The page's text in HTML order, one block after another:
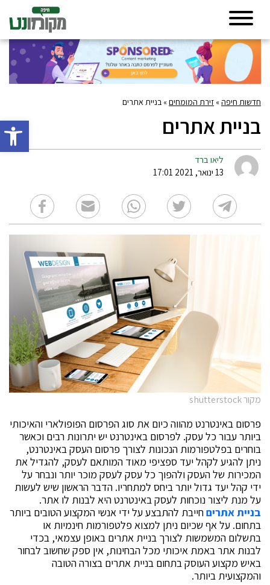
פתח
חדשות חיפה» זירת המומחים» בניית אתרים
בניית אתרים
ליאו ברד
13 ינואר, 2021 17:01
מקור shutterstock
פרסום באינטרנט מהווה כיום את סוג הפרסום הפופולארי והאיכותי
ביותר עבור כל עסק. לפרסום באינטרנט יש יתרונות רבים וכאשר
בוחרים בפלטפורמות הנכונות לצורך פרסום העסק באינטרנט,
ניתן להגיע לקהל יעד ספציפי מאוד המותאם לעסק, להגדיל את
המכירות של העסק ולהפוך כל עסק לעסק מוכר יותר ונבחר על
ידי קהל יעד גדול יותר ביחס למתחריו. הדבר הראשון שיש לעשות
על מנת ליצור נוכחות לעסק באינטרנט היא לבנות לו אתר.
בניית אתריםחייבת להתבצע על ידי אנשי המקצוע הטובים ביותר
בתחום. על אף שכיום ניתן למצוא פלטפורמות חינמיות או
בתשלום המשמשות לצורך בניית אתרים באופן עצמאי, בכדי
לבנות אתר באמת איכותי מכל הבחינות, אין ספק שחשוב לבחור
באיש מקצוע העוסק בתחום בניית אתרים בצורה הטובה
והמקצועית ביותר.